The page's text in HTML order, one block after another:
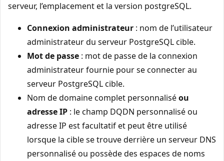
serveur, l’emplacement et la version postgreSQL.
Connexion administrateur : nom de l’utilisateur
administrateur du serveur PostgreSQL cible.
Mot de passe : mot de passe de la connexion
administrateur fournie pour se connecter au
serveur PostgreSQL cible.
Nom de domaine complet personnaliséou
adresse IP : le champ DQDN personnalisé ou
adresse IP est facultatif et peut être utilisé
lorsque la cible se trouve derrière un serveur DNS
personnalisé ou possède des espaces de noms